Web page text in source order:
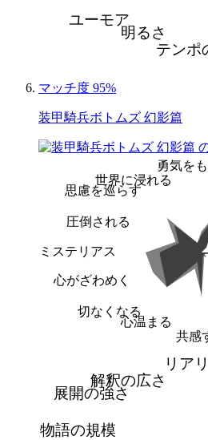
テンポ
明るさ
ユーモア
マッチ度 95%
装甲騎兵ボトムズ 幻影篇
勇気を
共感
心温まる
切なくなる
心がざわめく
ミステリアス
圧倒される
思慮を巡らす
世界に浸れる
リア
物語の規模
展開の強さ
解釈の広さ